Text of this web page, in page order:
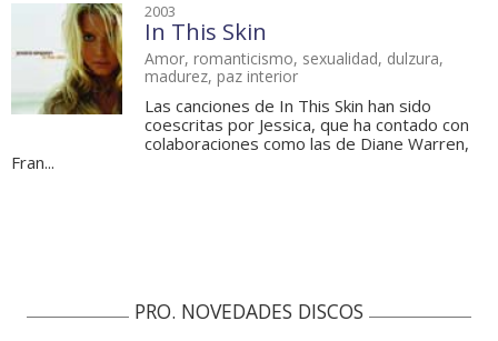
2003
In This Skin
Amor, romanticismo, sexualidad, dulzura,
madurez, paz interior
Las canciones de In This Skin han sido
coescritas por Jessica, que ha contado con
colaboraciones como las de Diane Warren,
Fran...
PRO. NOVEDADES DISCOS